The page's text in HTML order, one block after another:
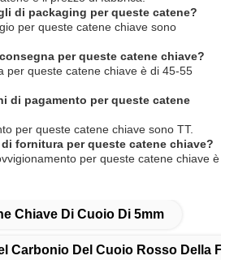
di packaging per queste catene?
per queste catene chiave sono
per queste catene chiave?
per queste catene chiave è di 45-55
di pagamento per queste catene
per queste catene chiave sono TT.
fornitura per queste catene chiave?
per queste catene chiave è
Chiave Di Cuoio Di 5mm
Carbonio Del Cuoio Rosso Della